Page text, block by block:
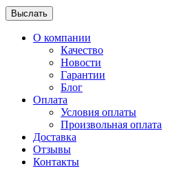
О компании
Качество
Новости
Гарантии
Блог
Оплата
Условия оплаты
Произвольная оплата
Доставка
Отзывы
Контакты